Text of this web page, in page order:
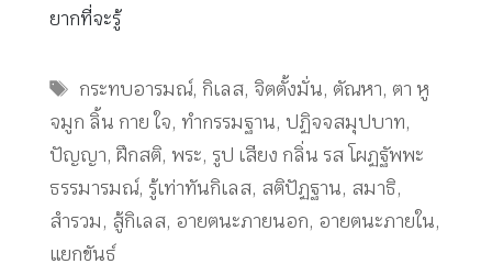
ยากที่จะรู้
Tags
กระทบอารมณ์, กิเลส, จิตตั้งมั่น, ตัณหา, ตา หู
จมูก ลิ้น กาย ใจ, ทำกรรมฐาน, ปฏิจจสมุปบาท,
ปัญญา, ฝึกสติ, พระ, รูป เสียง กลิ่น รส โผฏฐัพพะ
ธรรมารมณ์, รู้เท่าทันกิเลส, สติปัฏฐาน, สมาธิ,
สำรวม, สู้กิเลส, อายตนะภายนอก, อายตนะภายใน,
แยกขันธ์